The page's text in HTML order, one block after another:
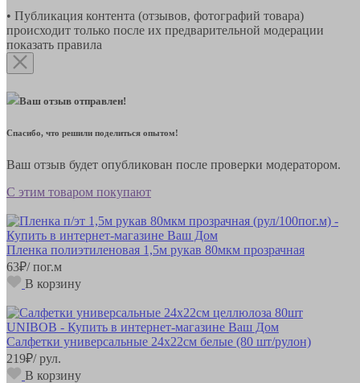
• Публикация контента (отзывов, фотографий товара)
происходит только после их предварительной модерации
показать правила
Ваш отзыв отправлен!
Спасибо, что решили поделиться опытом!
Ваш отзыв будет опубликован после проверки модератором.
С этим товаром покупают
Пленка полиэтиленовая 1,5м рукав 80мкм прозрачная
63₽/ пог.м
В корзину
Салфетки универсальные 24х22см белые (80 шт/рулон)
219₽/ рул.
В корзину